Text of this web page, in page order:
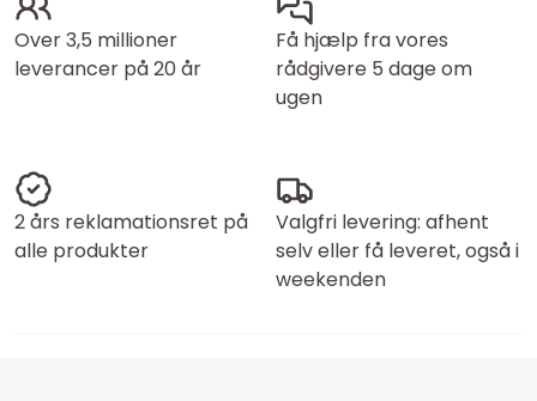
Over 3,5 millioner
leverancer på 20 år
Få hjælp fra vores
rådgivere 5 dage om
ugen
2 års reklamationsret på
alle produkter
Valgfri levering: afhent
selv eller få leveret, også i
weekenden